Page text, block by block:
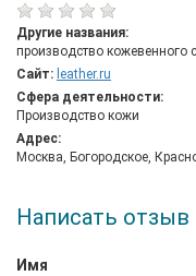
Другие названия:
производство кожевенного
Сайт: leather.ru
Сфера деятельности:
Производство кожи
Адрес:
Москва, Богородское,
Написать
Имя